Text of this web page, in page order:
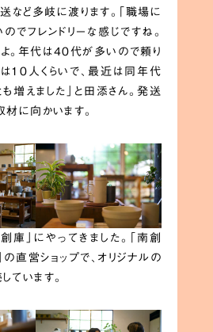
など多岐に渡ります。「職場に
でフレンドリーな感じですね。
。年代は40代が多いので頼り
10人くらいで、最近は同年代
も増えました」と田添さん。発送
材に向かいます。
庫」にやってきました。「南創
の直営ショップで、オリジナルの
ています。